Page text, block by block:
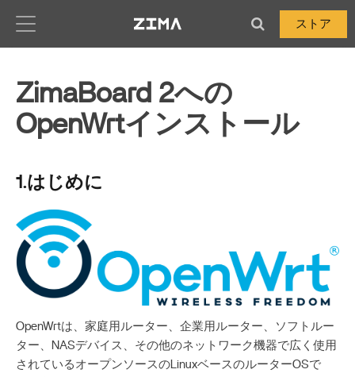
ストア
ZimaBoard 2への
OpenWrtインストール
1.はじめに
OpenWrtは、家庭用ルーター、企業用ルーター、ソフトルー
ター、NASデバイス、その他のネットワーク機器で広く使用
されているオープンソースのLinuxベースのルーターOSで